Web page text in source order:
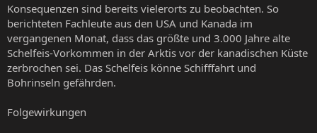
Konsequenzen sind bereits vielerorts zu beobachten. So
berichteten Fachleute aus den USA und Kanada im
vergangenen Monat, dass das größte und 3.000 Jahre alte
Schelfeis-Vorkommen in der Arktis vor der kanadischen Küste
zerbrochen sei. Das Schelfeis könne Schifffahrt und
Bohrinseln gefährden.
Folgewirkungen